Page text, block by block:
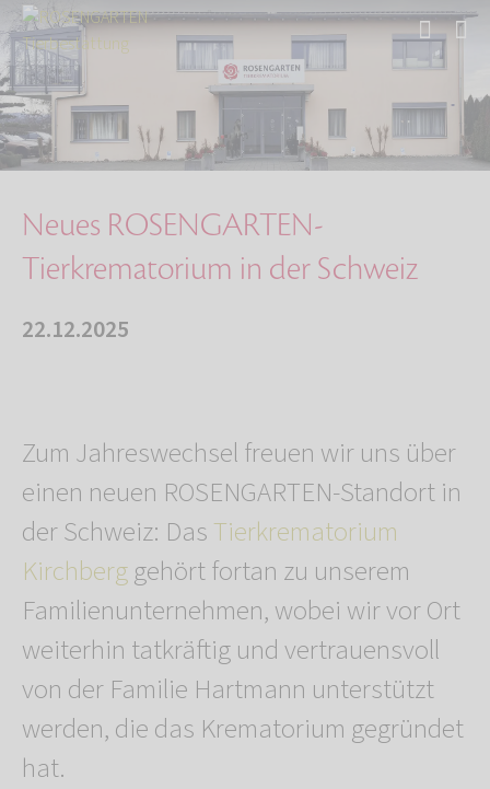
Start
Neues ROSENGARTEN-Tierkrematorium in der Schw…
Neues ROSENGARTEN-
Tierkrematorium in der Schweiz
22.12.2025
Zum Jahreswechsel freuen wir uns über
einen neuen ROSENGARTEN-Standort in
der Schweiz: DasTierkrematorium
Kirchberggehört fortan zu unserem
Familienunternehmen, wobei wir vor Ort
weiterhin tatkräftig und vertrauensvoll
von der Familie Hartmann unterstützt
werden, die das Krematorium gegründet
hat.